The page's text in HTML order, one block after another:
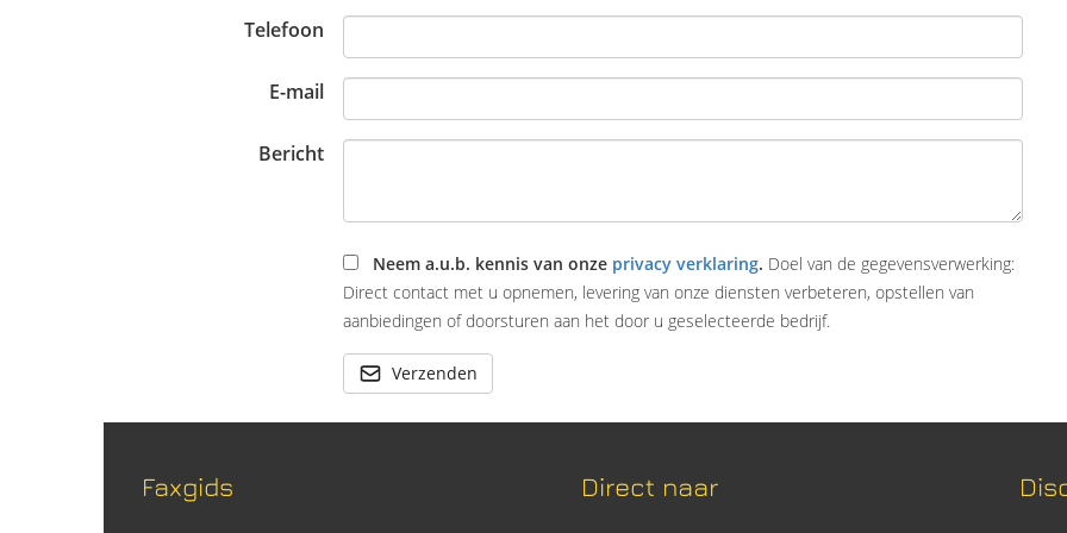
Telefoon
E-mail
Bericht
Neem a.u.b. kennis van onze privacy verklaring. Doel van de gegevensverwerking:
Direct contact met u opnemen, levering van onze diensten verbeteren, opstellen van
aanbiedingen of doorsturen aan het door u geselecteerde bedrijf.
Verzenden
Faxgids Direct naar